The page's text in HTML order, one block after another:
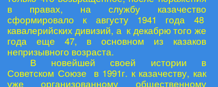
в правах, на службу казачество
сформировало к августу 1941 года 48
кавалерийских дивизий, а к декабрю того же
года еще 47, в основном из казаков
непризывного возраста.
В новейшей своей истории в
Советском Союзе в 1991г. к казачеству, как
уже организованному общественному